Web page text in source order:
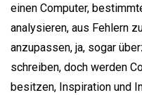
einen Computer,
analysieren, aus Fehlern
anzupassen, ja, sogar
schreiben, doch werden
besitzen, Inspiration und